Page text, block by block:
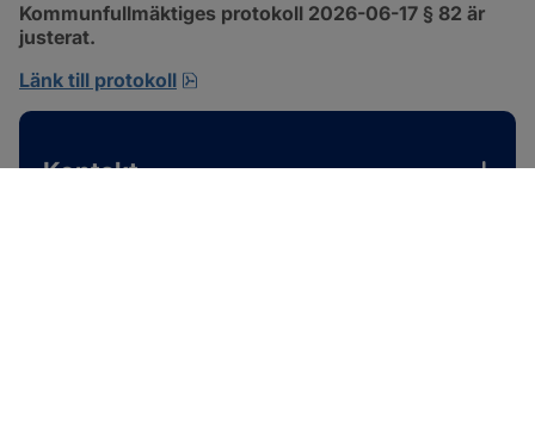
Kommunfullmäktiges protokoll 2026-06-17 § 82 är
justerat.
Länk till protokoll
Kontakt